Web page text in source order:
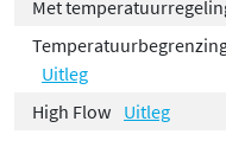
Met
Uitleg
High Flow Uitleg